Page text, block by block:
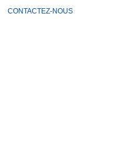
CONTACTEZ-NOUS